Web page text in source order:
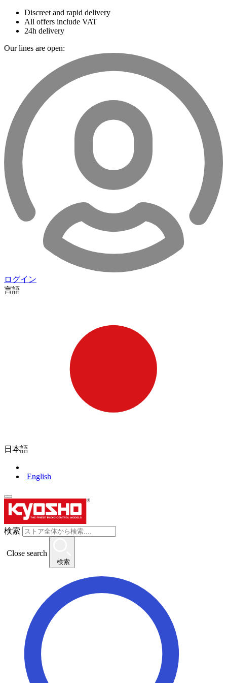
Discreet and rapid delivery
All offers include VAT
24h delivery
Our lines are open:
ログイン
言語
日本語
English
検索
Close search
検索